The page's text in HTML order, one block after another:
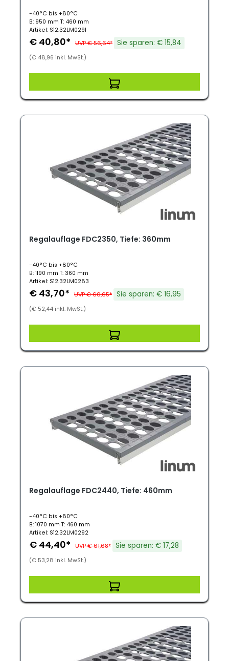
-40°C bis +80°C
B: 950 mm T: 460 mm
Artikel: S12.32LM0291
€ 40,80* UVP € 56,64* Sie sparen: € 15,84
(€ 48,96 inkl. MwSt.)
Regalauflage FDC2350, Tiefe: 360mm
-40°C bis +80°C
B: 1190 mm T: 360 mm
Artikel: S12.32LM0283
€ 43,70* UVP € 60,65* Sie sparen: € 16,95
(€ 52,44 inkl. MwSt.)
Regalauflage FDC2440, Tiefe: 460mm
-40°C bis +80°C
B: 1070 mm T: 460 mm
Artikel: S12.32LM0292
€ 44,40* UVP € 61,68* Sie sparen: € 17,28
(€ 53,28 inkl. MwSt.)